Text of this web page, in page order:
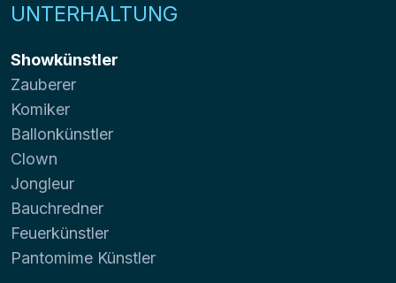
UNTERHALTUNG
Showkünstler
Zauberer
Komiker
Ballonkünstler
Clown
Jongleur
Bauchredner
Feuerkünstler
Pantomime Künstler